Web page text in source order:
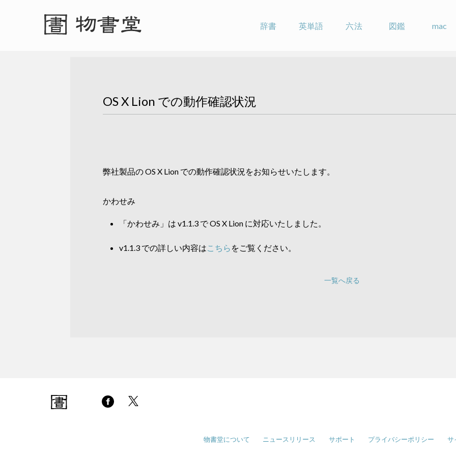
辞書 英単語 六法 図鑑 mac
OS X Lion での動作確認状況
弊社製品の OS X Lion での動作確認状況をお知らせいたします。
かわせみ
「かわせみ」は v1.1.3 で OS X Lion に対応いたしました。
v1.1.3 での詳しい内容はこちら をご覧ください。
一覧へ戻る
物書堂について ニュースリリース サポート プライバシーポリシー サ